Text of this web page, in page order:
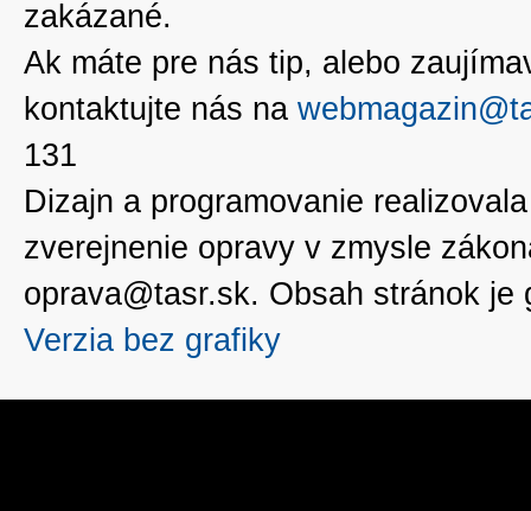
zakázané.
Ak máte pre nás tip, alebo
kontaktujte nás na
131
Dizajn a programovanie
zverejnenie opravy v zmysle
oprava@tasr.sk. Obsah stránok
Verzia bez grafiky